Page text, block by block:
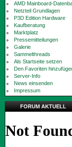
AMD Mainboard-
Netzteil Grundlagen
P3D Edition Hardware
Kaufberatung
Marktplatz
Pressemitteilungen
Galerie
Sammelthreads
Als Startseite setzen
Den Favoriten
Server-Info
News einsenden
Impressum
FORUM AKTUELL